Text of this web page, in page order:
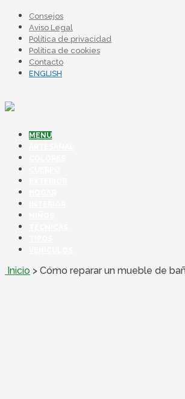
Consejos
Aviso Legal
Política de privacidad
Política de cookies
Contacto
ENGLISH
MENU
Inicio > Cómo reparar un mueble de